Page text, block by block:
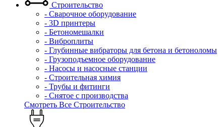
Строительство
- Сварочное оборудование
- 3D принтеры
- Бетономешалки
- Виброплиты
- Глубинные вибраторы для бетона и бетоноломы
- Грузоподъемное оборудование
- Насосы и насосные станции
- Строительная химия
- Трубы и фитинги
- Снятое с производства
Смотреть Все Строительство